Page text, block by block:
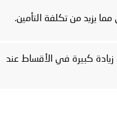
يزيد من تكلفة التأمين.
كبيرة في الأقساط عند